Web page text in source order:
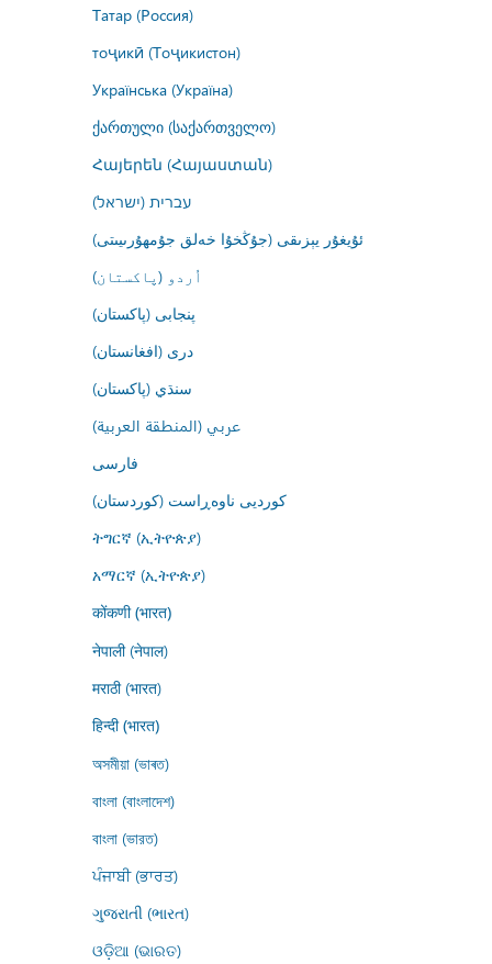
Татар (Россия)
тоҷикӣ (Тоҷикистон)
Українська (Україна)
ქართული (საქართველო)
Հայերեն (Հայաստան)
עברית (ישראל)
ئۇيغۇر يېزىقى (جۇڭخۇا خەلق جۇمھۇرىيىتى)
اُردو (پاکستان)
پنجابی (پاکستان)
درى (افغانستان)
سنڌي (پاکستان)
عربي (المنطقة العربية)
فارسى
کوردیی ناوەڕاست (کوردستان)
ትግርኛ (ኢትዮጵያ)
አማርኛ (ኢትዮጵያ)
कोंकणी (भारत)
नेपाली (नेपाल)
मराठी (भारत)
हिन्दी (भारत)
অসমীয়া (ভাৰত)
বাংলা (বাংলাদেশ)
বাংলা (ভারত)
ਪੰਜਾਬੀ (ਭਾਰਤ)
ગુજરાતી (ભારત)
ଓଡ଼ିଆ (ଭାରତ)